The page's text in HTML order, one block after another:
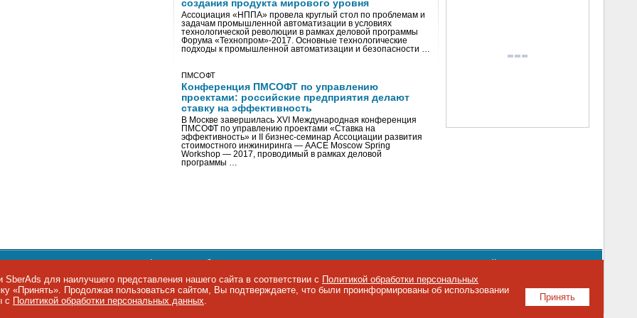
создания продукта мирового уровня
Ассоциация «НППА» провела круглый стол по проблемам и
задачам промышленной автоматизации в условиях
технологической революции в рамках деловой программы
Форума «Технопром»-2017. Основные технологические
подходы к промышленной автоматизации и безопасности …
ПМСОФТ
Конференция ПМСОФТ по управлению
проектами: российские предприятия делают
ставку на эффективность
В Москве завершилась XVI Международная конференция
ПМСОФТ по управлению проектами «Ставка на
эффективность» и II бизнес-семинар Ассоциации развития
стоимостного инжиниринга — AACE Moscow Spring
Workshop — 2017, проводимый в рамках деловой
программы …
персональных данных,информация об авторских правах и порядке использования материалов сайта
+7 495 974-22-60. Факс: +7 495 974-22-63. E-mail:
siteeditor@iemag.ru
IT-рынка Принять
для наилучшего представления нашего сайта в соответствии с Политикой обработки персональных
«Принять». Продолжая пользоваться сайтом, Вы подтверждаете, что были проинформированы об использовании
с Политикой обработки персональных данных.